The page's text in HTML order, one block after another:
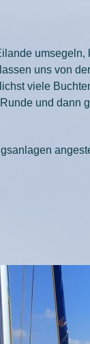
uns von
viele
und dann